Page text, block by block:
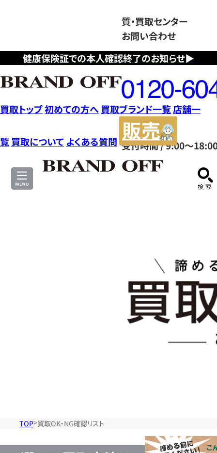
健康保険証での本人確認終了のお知らせ▶
質・買取センター
お問い合わせ
フ
リ
ー
ダ
イ
ヤ
ル
0120604117
受付時間 / 9:00～
買取トップ初めての方へ 買取ブランド一覧店舗一
覧 買取について よくある質問
サ
TOP 買取OK・NG確認リスト